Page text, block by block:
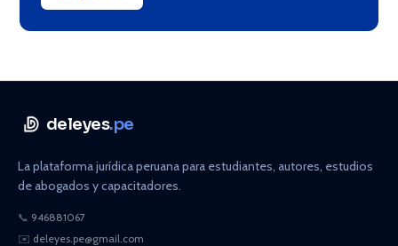
deleyes.pe
La plataforma jurídica peruana para estudiantes, autores, estudios
de abogados y capacitadores.
📞 946881067
✉️ deleyes.pe@gmail.com